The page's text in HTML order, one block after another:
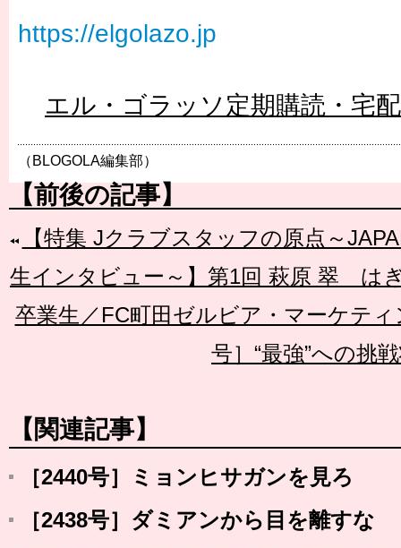
https://elgolazo.jp
エル・ゴラッソ定期購読・宅
（BLOGOLA編集部）
【前後の記事】
【特集 Jクラブスタッフの原点～
生インタビュー～】第1回 萩原 翠 は
卒業生／FC町田ゼルビア・マーケテ
号］“最強”への挑
【関連記事】
［2440号］ミョンヒサガンを見ろ
［2438号］ダミアンから目を離すな